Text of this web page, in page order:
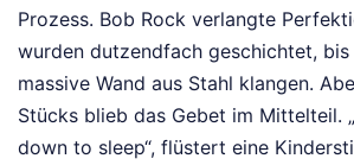
Prozess. Bob Rock verlangte
wurden dutzendfach geschichtet, bis
massive Wand aus Stahl klangen.
Stücks blieb das Gebet im Mittelteil.
down to sleep“, flüstert eine